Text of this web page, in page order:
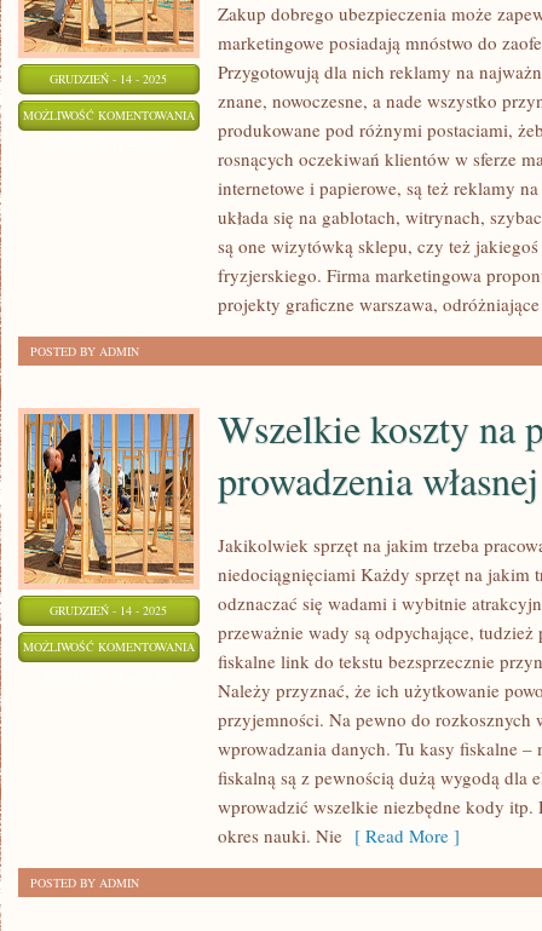
GRUDZIEŃ - 14 - 2025
MOŻLIWOŚĆ KOMENTOWANIA
DOBREGO
UBEZPIECZENIA
PRZYDAĆ
Zakup dobrego ubezpieczenia może
marketingowe posiadają mnóstwo do
Przygotowują dla nich reklamy na
znane, nowoczesne, a nade wszystko
produkowane pod różnymi postaciami,
rosnących oczekiwań klientów w sferze
internetowe i papierowe, są też reklamy
układa się na gablotach, witrynach,
są one wizytówką sklepu, czy też
fryzjerskiego. Firma marketingowa
projekty graficzne warszawa,
POSTED BY ADMIN
GRUDZIEŃ - 14 - 2025
MOŻLIWOŚĆ KOMENTOWANIA WSZELKIE
PODSTAWIE
Wszelkie koszty na
prowadzenia własnej
Jakikolwiek sprzęt na jakim trzeba
niedociągnięciami Każdy sprzęt na jakim
odznaczać się wadami i wybitnie
przeważnie wady są odpychające,
fiskalne link do tekstu bezsprzecznie
Należy przyznać, że ich użytkowanie
przyjemności. Na pewno do rozkosznych
wprowadzania danych. Tu kasy fiskalne –
fiskalną są z pewnością dużą wygodą dla
wprowadzić wszelkie niezbędne kody itp.
okres nauki. Nie [ Read More ]
POSTED BY ADMIN